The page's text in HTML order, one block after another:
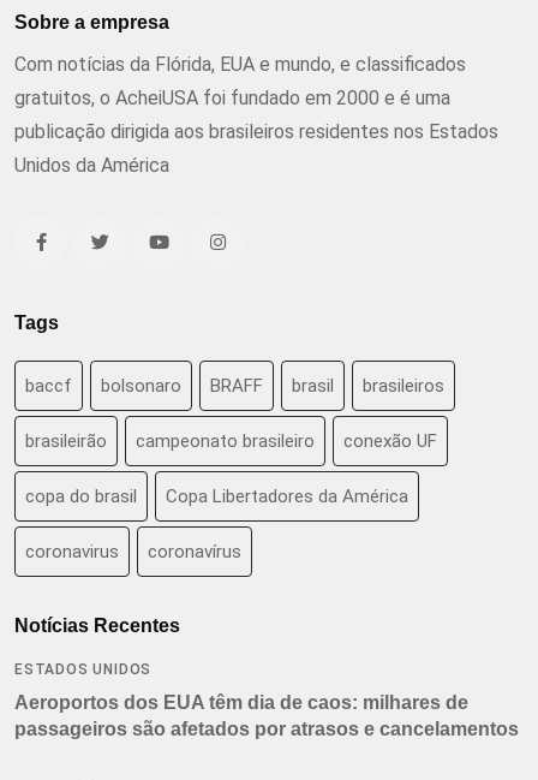
Sobre a empresa
Com notícias da Flórida, EUA e mundo, e classificados
gratuitos, o AcheiUSA foi fundado em 2000 e é uma
publicação dirigida aos brasileiros residentes nos Estados
Unidos da América
Tags
baccf bolsonaro BRAFF brasil brasileiros
brasileirão campeonato brasileiro conexão UF
copa do brasil Copa Libertadores da América
coronavirus coronavírus
Notícias Recentes
ESTADOS UNIDOS
Aeroportos dos EUA têm dia de caos: milhares de
passageiros são afetados por atrasos e cancelamentos